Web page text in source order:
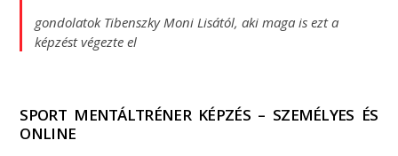
gondolatok Tibenszky Moni Lisától, aki maga is ezt a
képzést végezte el
SPORT MENTÁLTRÉNER KÉPZÉS – SZEMÉLYES ÉS
ONLINE